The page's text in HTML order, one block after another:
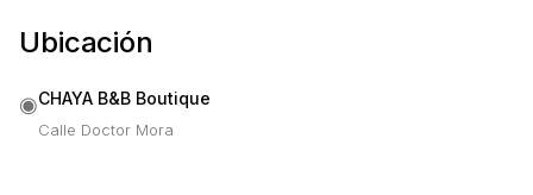
Ubicación
◉CHAYA B&B Boutique
Calle Doctor Mora